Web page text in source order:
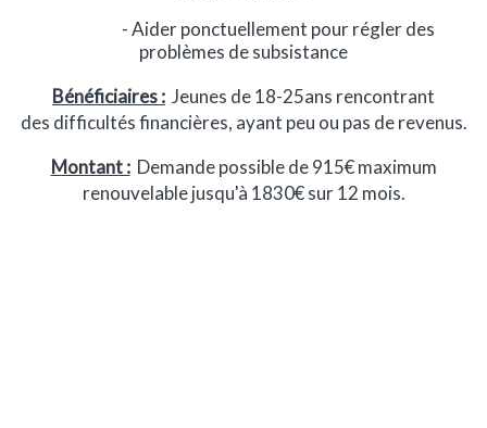
- Aider ponctuellement pour régler des
problèmes de subsistance
Bénéficiaires : Jeunes de 18-25ans rencontrant
des difficultés financières, ayant peu ou pas de revenus.
Montant :Demande possible de 915€ maximum
renouvelable jusqu'à 1830€ sur 12 mois.